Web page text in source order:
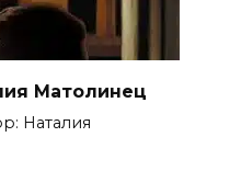
Матолинец
Наталия